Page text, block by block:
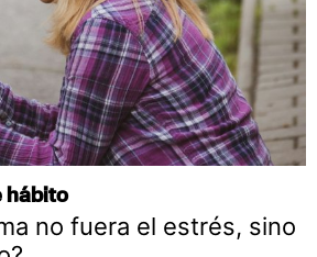
hábito
no fuera el estrés, sino